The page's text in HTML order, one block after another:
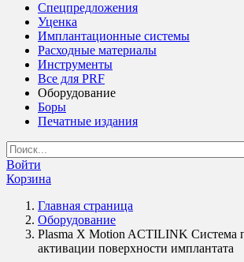
Спецпредложения
Уценка
Имплантационные системы
Расходные материалы
Инструменты
Все для PRF
Оборудование
Боры
Печатные издания
Войти
Корзина
Главная страница
Оборудование
Plasma X Motion ACTILINK Система
активации поверхности имплантата